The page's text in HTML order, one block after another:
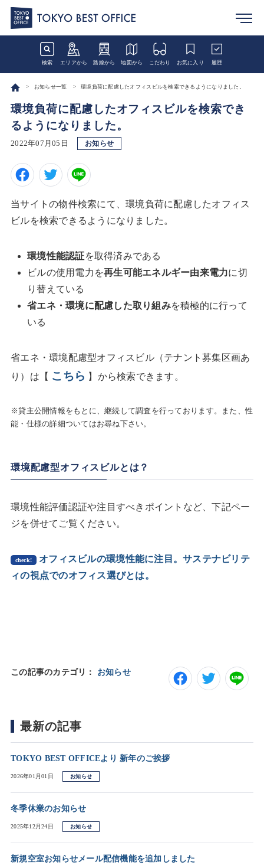
検索 エリアから 路線から 地図から こだわり お気に入り 履歴
お知らせ一覧 環境負荷に配慮したオフィスビルを検索できるようになりました。
環境負荷に配慮したオフィスビルを検索でき
るようになりました。
2022年07月05日 お知らせ
当サイトの物件検索にて、環境負荷に配慮したオフィス
ビルを検索できるようになりました。
環境性能認証を取得済みである
ビルの使用電力を再生可能エネルギー由来電力に切
り替えている
省エネ・環境に配慮した取り組みを積極的に行って
いる
省エネ・環境配慮型オフィスビル（テナント募集区画あ
り）は【 こちら 】から検索できます。
※貸主公開情報をもとに、継続して調査を行っております。また、性
能・仕様の詳細ついてはお尋ね下さい。
環境配慮型オフィスビルとは？
環境性能評価認証や注目すべきポイントなど、下記ペー
ジを併せてご覧ください。
check!
オフィスビルの環境性能に注目。サステナビリテ
ィの視点でのオフィス選びとは。
この記事のカテゴリ： お知らせ
最新の記事
TOKYO BEST OFFICEより 新年のご挨拶
2026年01月01日 お知らせ
冬季休業のお知らせ
2025年12月24日 お知らせ
新規空室お知らせメール配信機能を追加しました